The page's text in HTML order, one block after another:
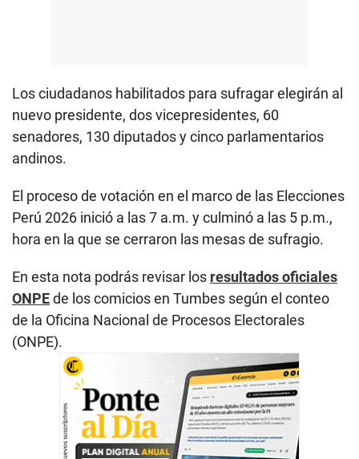
Los ciudadanos habilitados para sufragar elegirán al
nuevo presidente, dos vicepresidentes, 60
senadores, 130 diputados y cinco parlamentarios
andinos.
El proceso de votación en el marco de las Elecciones
Perú 2026 inició a las 7 a.m. y culminó a las 5 p.m.,
hora en la que se cerraron las mesas de sufragio.
En esta nota podrás revisar los resultados oficiales
ONPEde los comicios en Tumbes según el conteo
de la Oficina Nacional de Procesos Electorales
(ONPE).